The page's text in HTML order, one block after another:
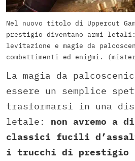
Nel nuovo titolo di Uppercut
prestigio diventano armi
levitazione e magie da
combattimenti ed enigmi.
La magia da
essere un semplice
trasformarsi in una
letale: non avremo a
classici fucili
i trucchi di prestigio